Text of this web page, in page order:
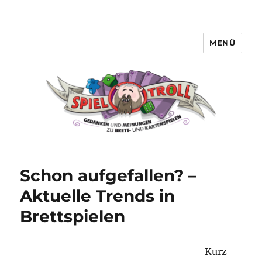
MENÜ
Schon aufgefallen? –
Aktuelle Trends in
Brettspielen
Kurz